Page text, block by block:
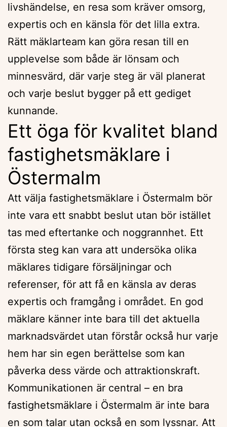
livshändelse, en resa som kräver omsorg,
expertis och en känsla för det lilla extra.
Rätt mäklarteam kan göra resan till en
upplevelse som både är lönsam och
minnesvärd, där varje steg är väl planerat
och varje beslut bygger på ett gediget
kunnande.
Ett öga för kvalitet bland
fastighetsmäklare i
Östermalm
Att välja fastighetsmäklare i Östermalm bör
inte vara ett snabbt beslut utan bör istället
tas med eftertanke och noggrannhet. Ett
första steg kan vara att undersöka olika
mäklares tidigare försäljningar och
referenser, för att få en känsla av deras
expertis och framgång i området. En god
mäklare känner inte bara till det aktuella
marknadsvärdet utan förstår också hur varje
hem har sin egen berättelse som kan
påverka dess värde och attraktionskraft.
Kommunikationen är central – en bra
fastighetsmäklare i Östermalm är inte bara
en som talar utan också en som lyssnar. Att